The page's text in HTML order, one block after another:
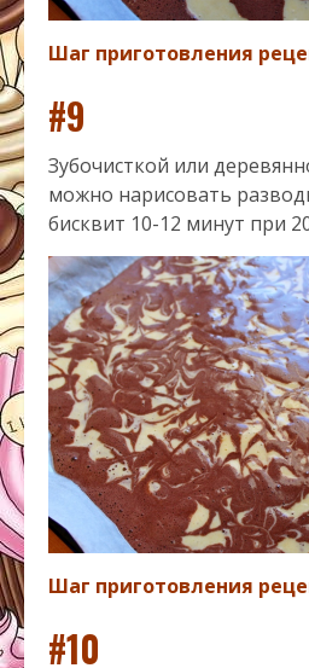
Шаг приготовления
#9
Зубочисткой или
можно нарисовать
бисквит 10-12 минут при
Шаг приготовления
#10